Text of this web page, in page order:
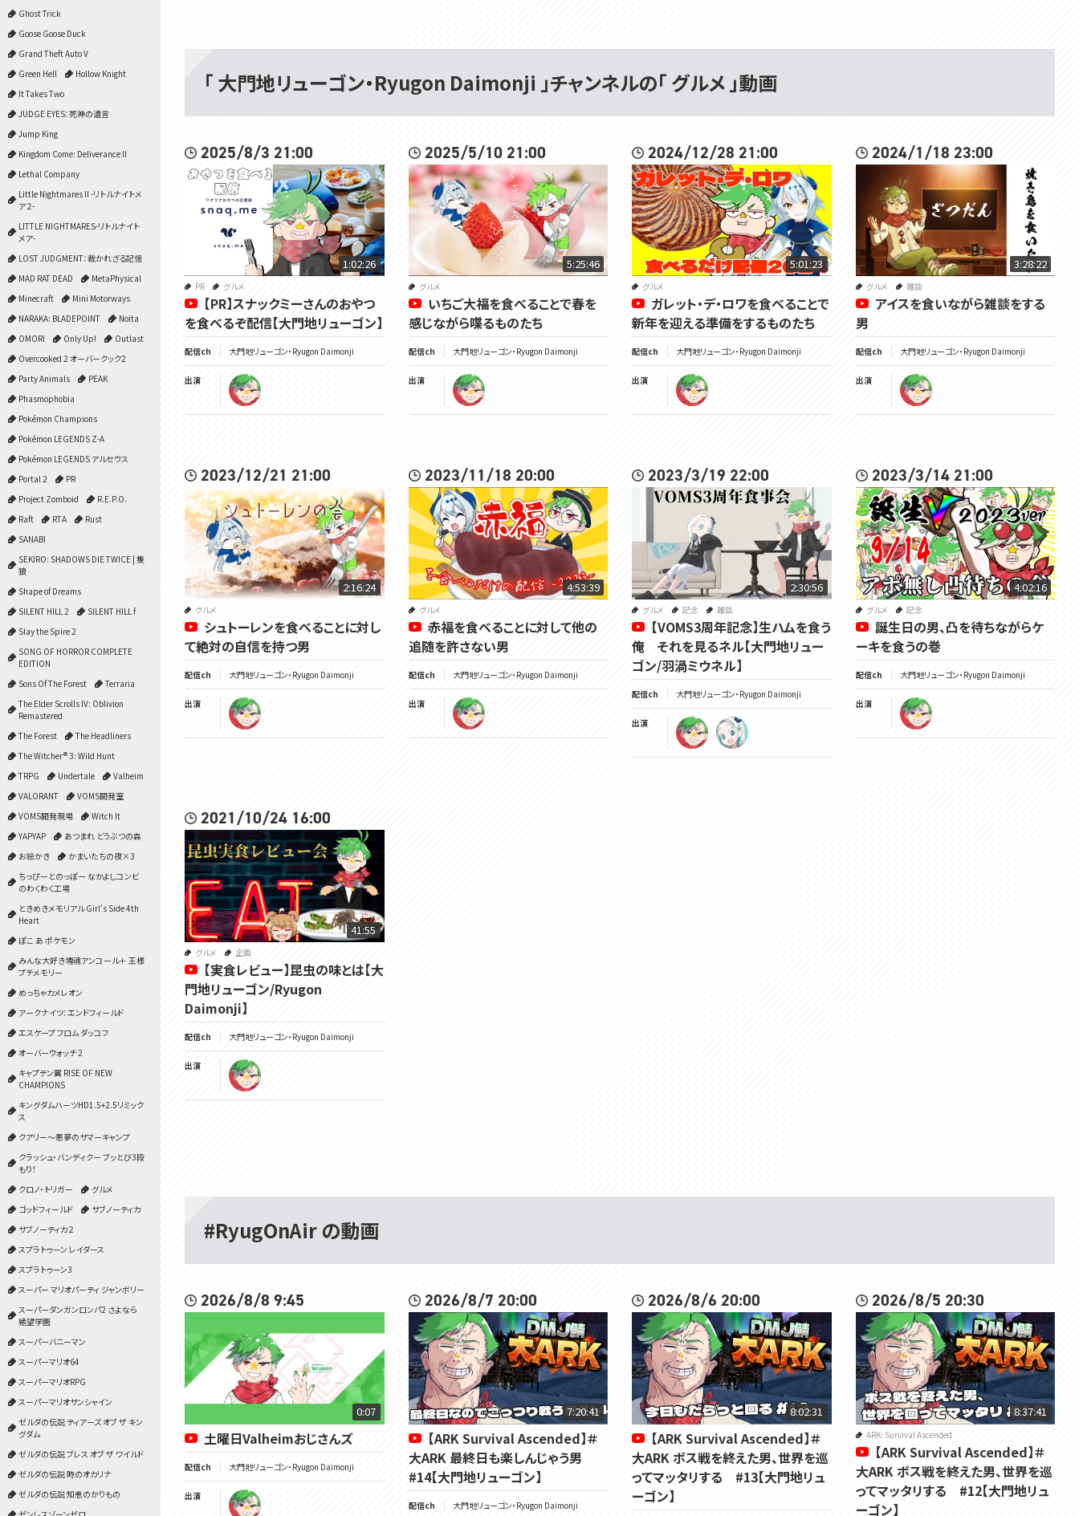
Ghost Trick
Goose Goose Duck
Grand Theft Auto V
Green Hell
Hollow Knight
It Takes Two
JUDGE EYES：死神の遺言
Jump King
Kingdom Come: Deliverance II
Lethal Company
Little Nightmares II -リトルナイトメ
ア２-
LITTLE NIGHTMARES-リトルナイト
メア-
LOST JUDGMENT：裁かれざる記憶
MAD RAT DEAD
MetaPhysical
Minecraft
Mini Motorways
NARAKA: BLADEPOINT
Noita
OMORI
Only Up!
Outlast
Overcooked 2 オーバークック2
Party Animals
PEAK
Phasmophobia
Pokémon Champions
Pokémon LEGENDS Z-A
Pokémon LEGENDS アルセウス
Portal 2
PR
Project Zomboid
R.E.P.O.
Raft
RTA
Rust
SANABI
SEKIRO: SHADOWS DIE TWICE | 隻
狼
Shape of Dreams
SILENT HILL 2
SILENT HILL f
Slay the Spire 2
SONG OF HORROR COMPLETE
EDITION
Sons Of The Forest
Terraria
The Elder Scrolls IV: Oblivion
Remastered
The Forest
The Headliners
The Witcher® 3: Wild Hunt
TRPG
Undertale
Valheim
VALORANT
VOMS開発室
VOMS開発現場
Witch It
YAPYAP
あつまれ どうぶつの森
お絵かき
かまいたちの夜×3
ちっぴーとのっぽー なかよしコンビ
のわくわく工場
ときめきメモリアル Girl's Side 4th
Heart
ぽこ あ ポケモン
みんな大好き塊魂アンコール＋ 王様
プチメモリー
めっちゃカメレオン
アークナイツ：エンドフィールド
エスケープ フロム ダッコフ
オーバーウォッチ 2
キャプテン翼 RISE OF NEW
CHAMPIONS
キングダムハーツHD1.5+2.5リミック
ス
クアリー～悪夢のサマーキャンプ
クラッシュ・バンディクー ブッとび3段
もり！
クロノ・トリガー
グルメ
ゴッドフィールド
サブノーティカ
サブノーティカ２
スプラトゥーン レイダース
スプラトゥーン3
スーパー マリオパーティ ジャンボリー
スーパーダンガンロンパ2 さよなら
絶望学園
スーパーバニーマン
スーパーマリオ64
スーパーマリオRPG
スーパーマリオサンシャイン
ゼルダの伝説 ティアーズ オブ ザ キン
グダム
ゼルダの伝説 ブレス オブ ザ ワイルド
ゼルダの伝説 時のオカリナ
ゼルダの伝説 知恵のかりもの
「 大門地リューゴン・Ryugon Daimonji 」チャンネルの「 グルメ 」動画
2025/8/3 21:00
1:02:26
PR グルメ
【PR】スナックミーさんのおやつ
を食べるぞ配信【大門地リューゴン】
配信ch 大門地リューゴン・Ryugon Daimonji
出演
2025/5/10 21:00
5:25:46
グルメ
いちご大福を食べることで春を
感じながら喋るものたち
配信ch 大門地リューゴン・Ryugon Daimonji
出演
2024/12/28 21:00
5:01:23
グルメ
ガレット・デ・ロワを食べることで
新年を迎える準備をするものたち
配信ch 大門地リューゴン・Ryugon Daimonji
出演
2024/1/18 23:00
3:28:22
グルメ 雑談
アイスを食いながら雑談をする
男
配信ch 大門地リューゴン・Ryugon Daimonji
出演
2023/12/21 21:00
2:16:24
グルメ
シュトーレンを食べることに対し
て絶対の自信を持つ男
配信ch 大門地リューゴン・Ryugon Daimonji
出演
2023/11/18 20:00
4:53:39
グルメ
赤福を食べることに対して他の
追随を許さない男
配信ch 大門地リューゴン・Ryugon Daimonji
出演
2023/3/19 22:00
2:30:56
グルメ 記念 雑談
【VOMS3周年記念】生ハムを食う
俺 それを見るネル【大門地リュー
ゴン/羽渦ミウネル】
配信ch 大門地リューゴン・Ryugon Daimonji
出演
2023/3/14 21:00
4:02:16
グルメ 記念
誕生日の男、凸を待ちながらケ
ーキを食うの巻
配信ch 大門地リューゴン・Ryugon Daimonji
出演
2021/10/24 16:00
41:55
グルメ 企画
【実食レビュー】昆虫の味とは【大
門地リューゴン/Ryugon
Daimonji】
配信ch 大門地リューゴン・Ryugon Daimonji
出演
#RyugOnAir の動画
2026/8/8 9:45
0:07
土曜日Valheimおじさんズ
配信ch 大門地リューゴン・Ryugon Daimonji
出演
2026/8/7 20:00
7:20:41
【ARK Survival Ascended】＃
大ARK 最終日も楽しんじゃう男
#14【大門地リューゴン】
配信ch 大門地リューゴン・Ryugon Daimonji
2026/8/6 20:00
8:02:31
【ARK Survival Ascended】＃
大ARK ボス戦を終えた男、世界を巡
ってマッタリする #13【大門地リュ
ーゴン】
2026/8/5 20:30
8:37:41
ARK: Survival Ascended
【ARK Survival Ascended】＃
大ARK ボス戦を終えた男、世界を巡
ってマッタリする #12【大門地リュ
ーゴン】